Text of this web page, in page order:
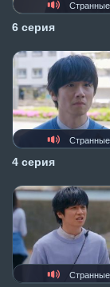
6 серия
4 серия